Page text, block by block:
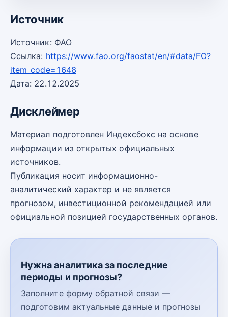
Источник
Источник: ФАО
Ссылка: https://www.fao.org/faostat/en/#data/FO?
item_code=1648
Дата: 22.12.2025
Дисклеймер
Материал подготовлен Индексбокс на основе
информации из открытых официальных
источников.
Публикация носит информационно-
аналитический характер и не является
прогнозом, инвестиционной рекомендацией или
официальной позицией государственных органов.
Нужна аналитика за последние
периоды и прогнозы?
Заполните форму обратной связи —
подготовим актуальные данные и прогнозы